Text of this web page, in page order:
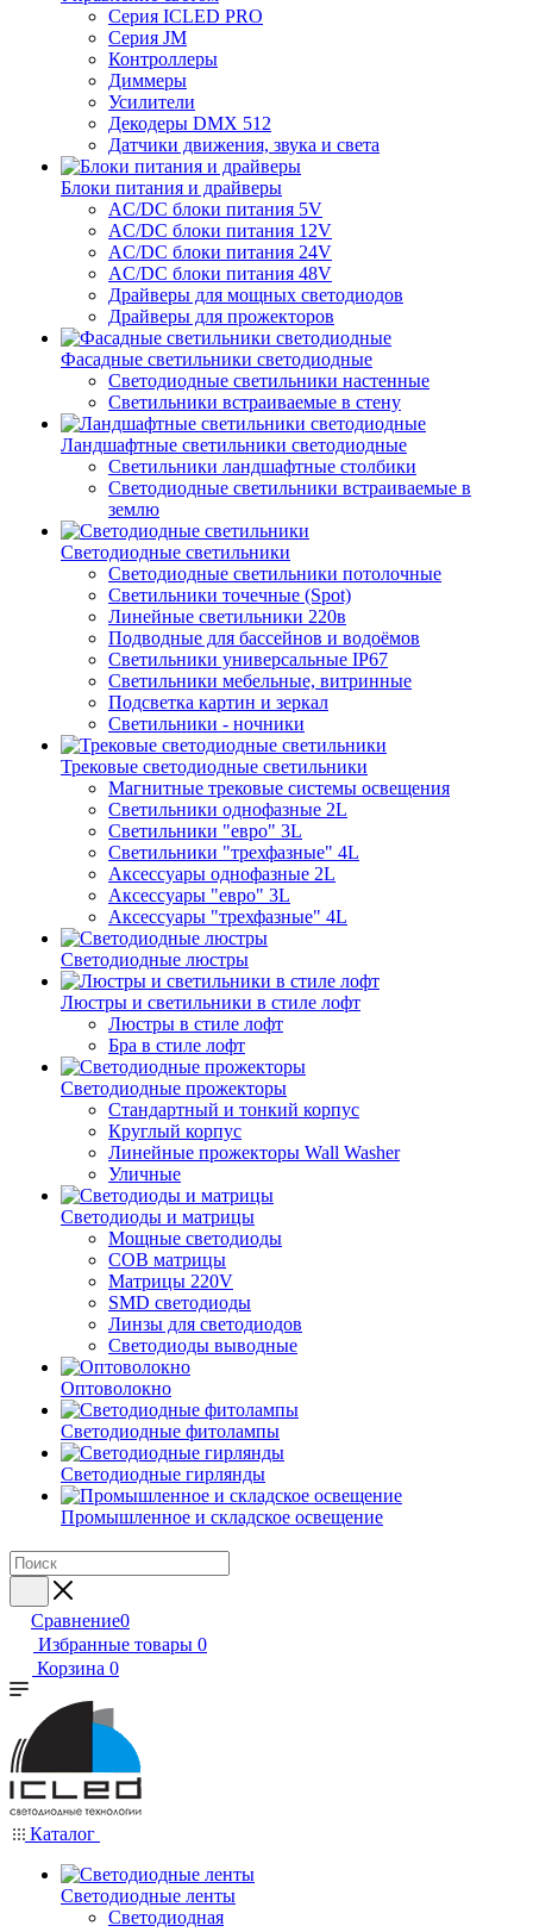
Серия ICLED PRO
Серия JM
Контроллеры
Диммеры
Усилители
Декодеры DMX 512
Датчики движения, звука и света
Блоки питания и драйверы
AC/DC блоки питания 5V
AC/DC блоки питания 12V
AC/DC блоки питания 24V
AC/DC блоки питания 48V
Драйверы для мощных светодиодов
Драйверы для прожекторов
Фасадные светильники светодиодные
Светодиодные светильники настенные
Светильники встраиваемые в стену
Ландшафтные светильники светодиодные
Светильники ландшафтные столбики
Светодиодные светильники встраиваемые в
землю
Светодиодные светильники
Светодиодные светильники потолочные
Светильники точечные (Spot)
Линейные светильники 220в
Подводные для бассейнов и водоёмов
Светильники универсальные IP67
Светильники мебельные, витринные
Подсветка картин и зеркал
Светильники - ночники
Трековые светодиодные светильники
Магнитные трековые системы освещения
Светильники однофазные 2L
Светильники "евро" 3L
Светильники "трехфазные" 4L
Аксессуары однофазные 2L
Аксессуары "евро" 3L
Аксессуары "трехфазные" 4L
Светодиодные люстры
Люстры и светильники в стиле лофт
Люстры в стиле лофт
Бра в стиле лофт
Светодиодные прожекторы
Стандартный и тонкий корпус
Круглый корпус
Линейные прожекторы Wall Washer
Уличные
Светодиоды и матрицы
Мощные светодиоды
COB матрицы
Матрицы 220V
SMD светодиоды
Линзы для светодиодов
Светодиоды выводные
Оптоволокно
Светодиодные фитолампы
Светодиодные гирлянды
Промышленное и складское освещение
Сравнение0
Избранные товары 0
Корзина 0
Каталог
Светодиодные ленты
Светодиодная